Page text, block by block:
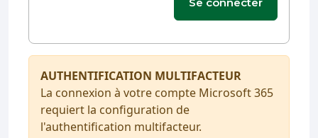
AUTHENTIFICATION MULTIFACTEUR
La connexion à votre compte Microsoft 365
requiert la configuration de
l'authentification multifacteur.